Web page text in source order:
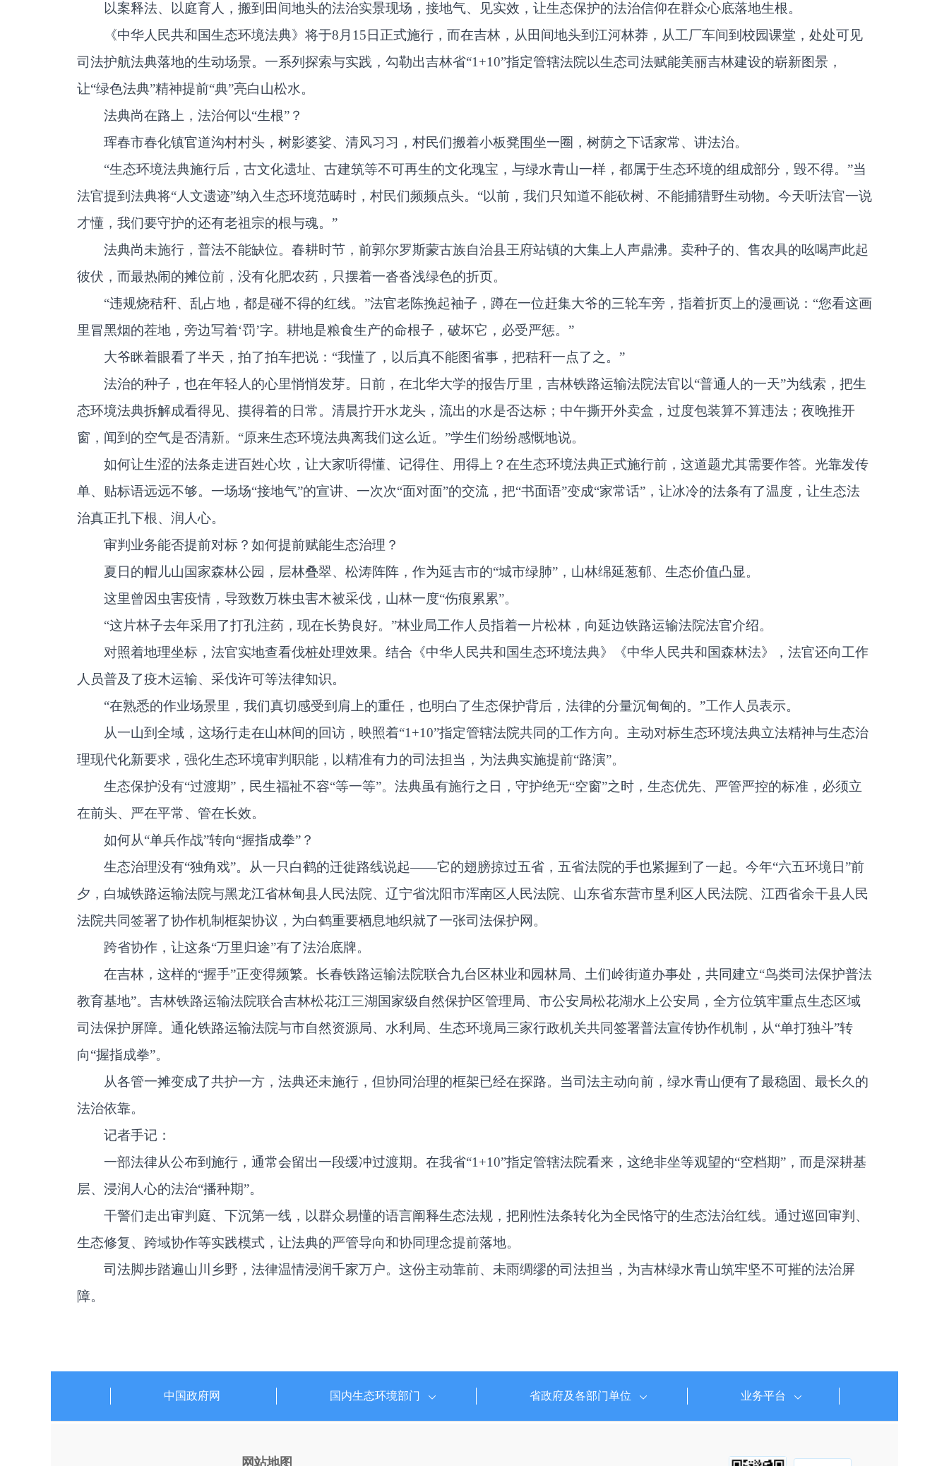
以案释法、以庭育人，搬到田间地头的法治实景现场，接地气、见实效，让生态保护的法治信仰在群众心底落地生根。
《中华人民共和国生态环境法典》将于8月15日正式施行，而在吉林，从田间地头到江河林莽，从工厂车间到校园课堂，处处可见
司法护航法典落地的生动场景。一系列探索与实践，勾勒出吉林省“1+10”指定管辖法院以生态司法赋能美丽吉林建设的崭新图景，
让“绿色法典”精神提前“典”亮白山松水。
法典尚在路上，法治何以“生根”？
珲春市春化镇官道沟村村头，树影婆娑、清风习习，村民们搬着小板凳围坐一圈，树荫之下话家常、讲法治。
“生态环境法典施行后，古文化遗址、古建筑等不可再生的文化瑰宝，与绿水青山一样，都属于生态环境的组成部分，毁不得。”当
法官提到法典将“人文遗迹”纳入生态环境范畴时，村民们频频点头。“以前，我们只知道不能砍树、不能捕猎野生动物。今天听法官一说
才懂，我们要守护的还有老祖宗的根与魂。”
法典尚未施行，普法不能缺位。春耕时节，前郭尔罗斯蒙古族自治县王府站镇的大集上人声鼎沸。卖种子的、售农具的吆喝声此起
彼伏，而最热闹的摊位前，没有化肥农药，只摆着一沓沓浅绿色的折页。
“违规烧秸秆、乱占地，都是碰不得的红线。”法官老陈挽起袖子，蹲在一位赶集大爷的三轮车旁，指着折页上的漫画说：“您看这画
里冒黑烟的茬地，旁边写着‘罚’字。耕地是粮食生产的命根子，破坏它，必受严惩。”
大爷眯着眼看了半天，拍了拍车把说：“我懂了，以后真不能图省事，把秸秆一点了之。”
法治的种子，也在年轻人的心里悄悄发芽。日前，在北华大学的报告厅里，吉林铁路运输法院法官以“普通人的一天”为线索，把生
态环境法典拆解成看得见、摸得着的日常。清晨拧开水龙头，流出的水是否达标；中午撕开外卖盒，过度包装算不算违法；夜晚推开
窗，闻到的空气是否清新。“原来生态环境法典离我们这么近。”学生们纷纷感慨地说。
如何让生涩的法条走进百姓心坎，让大家听得懂、记得住、用得上？在生态环境法典正式施行前，这道题尤其需要作答。光靠发传
单、贴标语远远不够。一场场“接地气”的宣讲、一次次“面对面”的交流，把“书面语”变成“家常话”，让冰冷的法条有了温度，让生态法
治真正扎下根、润人心。
审判业务能否提前对标？如何提前赋能生态治理？
夏日的帽儿山国家森林公园，层林叠翠、松涛阵阵，作为延吉市的“城市绿肺”，山林绵延葱郁、生态价值凸显。
这里曾因虫害疫情，导致数万株虫害木被采伐，山林一度“伤痕累累”。
“这片林子去年采用了打孔注药，现在长势良好。”林业局工作人员指着一片松林，向延边铁路运输法院法官介绍。
对照着地理坐标，法官实地查看伐桩处理效果。结合《中华人民共和国生态环境法典》《中华人民共和国森林法》，法官还向工作
人员普及了疫木运输、采伐许可等法律知识。
“在熟悉的作业场景里，我们真切感受到肩上的重任，也明白了生态保护背后，法律的分量沉甸甸的。”工作人员表示。
从一山到全域，这场行走在山林间的回访，映照着“1+10”指定管辖法院共同的工作方向。主动对标生态环境法典立法精神与生态治
理现代化新要求，强化生态环境审判职能，以精准有力的司法担当，为法典实施提前“路演”。
生态保护没有“过渡期”，民生福祉不容“等一等”。法典虽有施行之日，守护绝无“空窗”之时，生态优先、严管严控的标准，必须立
在前头、严在平常、管在长效。
如何从“单兵作战”转向“握指成拳”？
生态治理没有“独角戏”。从一只白鹤的迁徙路线说起——它的翅膀掠过五省，五省法院的手也紧握到了一起。今年“六五环境日”前
夕，白城铁路运输法院与黑龙江省林甸县人民法院、辽宁省沈阳市浑南区人民法院、山东省东营市垦利区人民法院、江西省余干县人民
法院共同签署了协作机制框架协议，为白鹤重要栖息地织就了一张司法保护网。
跨省协作，让这条“万里归途”有了法治底牌。
在吉林，这样的“握手”正变得频繁。长春铁路运输法院联合九台区林业和园林局、土们岭街道办事处，共同建立“鸟类司法保护普法
教育基地”。吉林铁路运输法院联合吉林松花江三湖国家级自然保护区管理局、市公安局松花湖水上公安局，全方位筑牢重点生态区域
司法保护屏障。通化铁路运输法院与市自然资源局、水利局、生态环境局三家行政机关共同签署普法宣传协作机制，从“单打独斗”转
向“握指成拳”。
从各管一摊变成了共护一方，法典还未施行，但协同治理的框架已经在探路。当司法主动向前，绿水青山便有了最稳固、最长久的
法治依靠。
记者手记：
一部法律从公布到施行，通常会留出一段缓冲过渡期。在我省“1+10”指定管辖法院看来，这绝非坐等观望的“空档期”，而是深耕基
层、浸润人心的法治“播种期”。
干警们走出审判庭、下沉第一线，以群众易懂的语言阐释生态法规，把刚性法条转化为全民恪守的生态法治红线。通过巡回审判、
生态修复、跨域协作等实践模式，让法典的严管导向和协同理念提前落地。
司法脚步踏遍山川乡野，法律温情浸润千家万户。这份主动靠前、未雨绸缪的司法担当，为吉林绿水青山筑牢坚不可摧的法治屏
障。
中国政府网 国内生态环境部门 省政府及各部门单位 业务平台
网站地图